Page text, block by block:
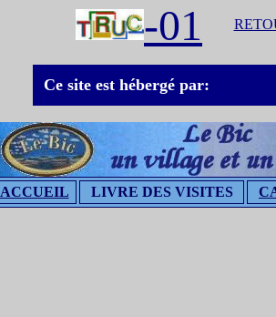
-01
Ce site est hébergé par:
ACCUEIL LIVRE DES VISITES